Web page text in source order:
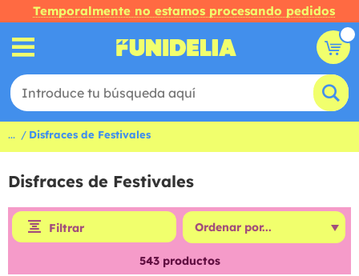
Temporalmente no estamos procesando pedidos
... Disfraces de Festivales
Disfraces de Festivales
Filtrar
543productos